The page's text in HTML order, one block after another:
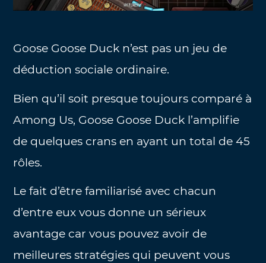
Goose Goose Duck n’est pas un jeu de
déduction sociale ordinaire.
Bien qu’il soit presque toujours comparé à
Among Us, Goose Goose Duck l’amplifie
de quelques crans en ayant un total de 45
rôles.
Le fait d’être familiarisé avec chacun
d’entre eux vous donne un sérieux
avantage car vous pouvez avoir de
meilleures stratégies qui peuvent vous